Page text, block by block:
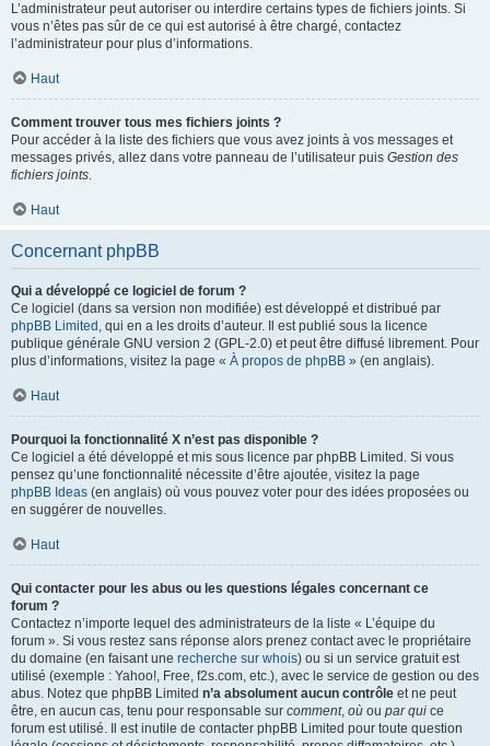
L’administrateur peut autoriser ou interdire certains types de fichiers joints. Si
vous n’êtes pas sûr de ce qui est autorisé à être chargé, contactez
l’administrateur pour plus d’informations.
Haut
Comment trouver tous mes fichiers joints ?
Pour accéder à la liste des fichiers que vous avez joints à vos messages et
messages privés, allez dans votre panneau de l’utilisateur puis Gestion des
fichiers joints.
Haut
Concernant phpBB
Qui a développé ce logiciel de forum ?
Ce logiciel (dans sa version non modifiée) est développé et distribué par
phpBB Limited , qui en a les droits d’auteur. Il est publié sous la licence
publique générale GNU version 2 (GPL-2.0) et peut être diffusé librement. Pour
plus d’informations, visitez la page « À propos de phpBB » (en anglais).
Haut
Pourquoi la fonctionnalité X n’est pas disponible ?
Ce logiciel a été développé et mis sous licence par phpBB Limited. Si vous
pensez qu’une fonctionnalité nécessite d’être ajoutée, visitez la page
phpBB Ideas (en anglais) où vous pouvez voter pour des idées proposées ou
en suggérer de nouvelles.
Haut
Qui contacter pour les abus ou les questions légales concernant ce
forum ?
Contactez n’importe lequel des administrateurs de la liste « L’équipe du
forum ». Si vous restez sans réponse alors prenez contact avec le propriétaire
du domaine (en faisant une recherche sur whois) ou si un service gratuit est
utilisé (exemple : Yahoo!, Free, f2s.com, etc.), avec le service de gestion ou des
abus. Notez que phpBB Limited n’a absolument aucun contrôle et ne peut
être, en aucun cas, tenu pour responsable sur comment, où ou par qui ce
forum est utilisé. Il est inutile de contacter phpBB Limited pour toute question